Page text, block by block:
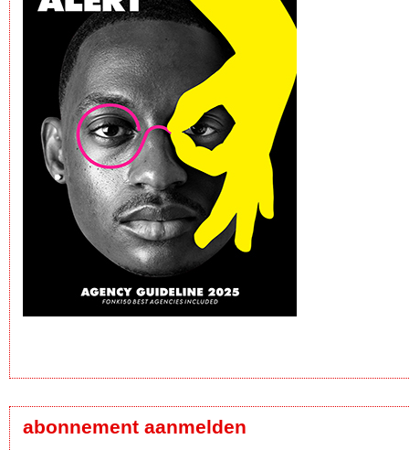
abonnement aanmelden